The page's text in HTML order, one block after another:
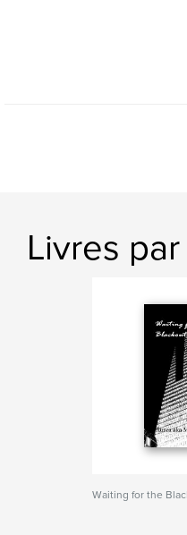
Livres
Waiting for the